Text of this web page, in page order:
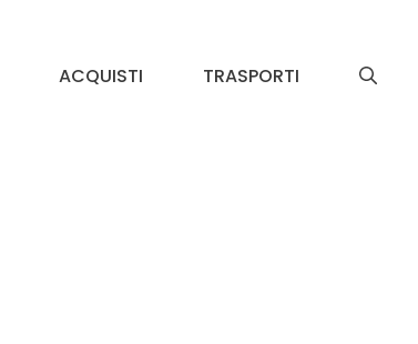
ACQUISTI TRASPORTI